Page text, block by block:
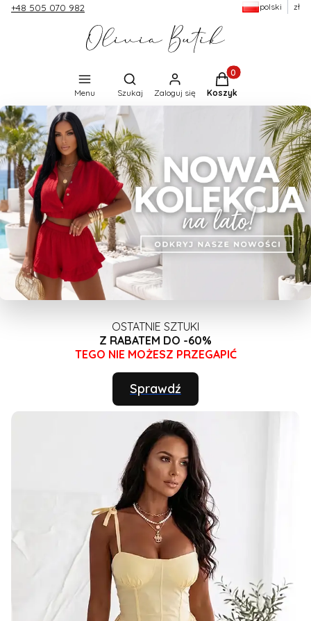
+48 505 070 982 polski zł
Menu
Otwórz wyszukiwarkę
Szukaj Zaloguj się
Produkty w
Koszyk
OSTATNIE SZTUKI
Z RABATEM DO -60%
TEGO NIE MOŻESZ PRZEGAPIĆ
Sprawdź